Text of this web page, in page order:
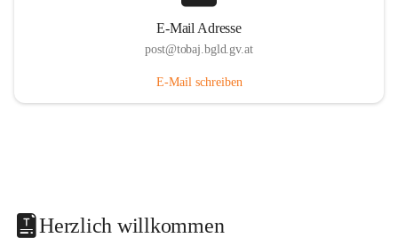
E-Mail Adresse
post@tobaj.bgld.gv.at
E-Mail schreiben
Herzlich willkommen